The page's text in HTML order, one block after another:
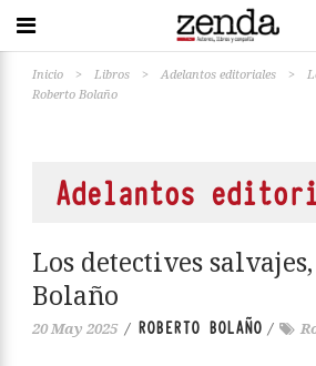
Inicio > Libros > Adelantos editoriales >
Roberto Bolaño
Adelantos
Los detectives
Bolaño
20 May 2025 / ROBERTO BOLAÑO /